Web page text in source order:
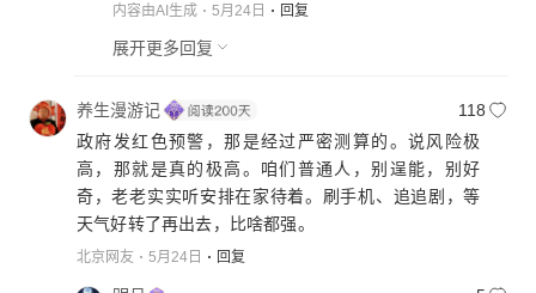
内容由AI生成 5月24日 回复
展开更多回复
养生漫游记
118
政府发红色预警，那是经过严密测算的。说风险极
高，那就是真的极高。咱们普通人，别逞能，别好
奇，老老实实听安排在家待着。刷手机、追追剧，等
天气好转了再出去，比啥都强。
北京网友 5月24日 回复